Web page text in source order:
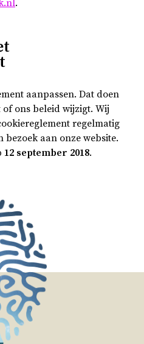
.
aanpassen. Dat doen
ons beleid wijzigt. Wij
regelmatig
bezoek aan onze website.
12 september 2018.